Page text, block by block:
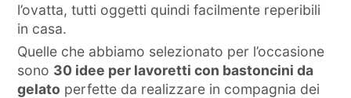
l’ovatta, tutti oggetti quindi facilmente reperibili
in casa.
Quelle che abbiamo selezionato per l’occasione
sono 30 idee per lavoretti con bastoncini da
gelato perfette da realizzare in compagnia dei